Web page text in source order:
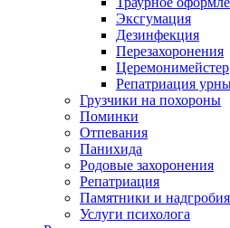
Эксгумация
Дезинфекция
Перезахоронения
Церемонимейстер
Репатриация
Грузчики на похороны
Поминки
Отпевания
Панихида
Родовые захоронения
Репатриация
Памятники и надгробия
Услуги психолога